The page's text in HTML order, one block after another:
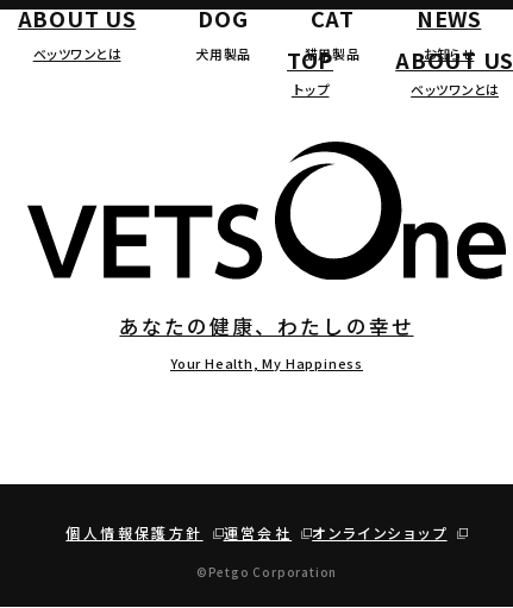
TOP
トップ
ABOUT US
ベッツワンとは
ABOUT US
ベッツワンとは
DOG
犬用製品
CAT
猫用製品
NEWS
お知らせ
あなたの健康、わたしの幸せ
Your Health, My Happiness
個人情報保護方針 運営会社 オンラインショップ
©Petgo Corporation